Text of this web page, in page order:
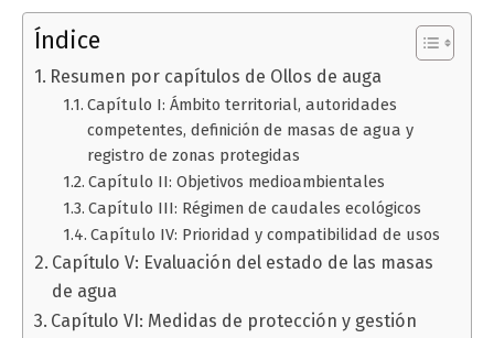
Índice
Resumen por capítulos de Ollos de auga
Capítulo I: Ámbito territorial, autoridades
competentes, definición de masas de agua y
registro de zonas protegidas
Capítulo II: Objetivos medioambientales
Capítulo III: Régimen de caudales ecológicos
Capítulo IV: Prioridad y compatibilidad de usos
Capítulo V: Evaluación del estado de las masas
de agua
Capítulo VI: Medidas de protección y gestión